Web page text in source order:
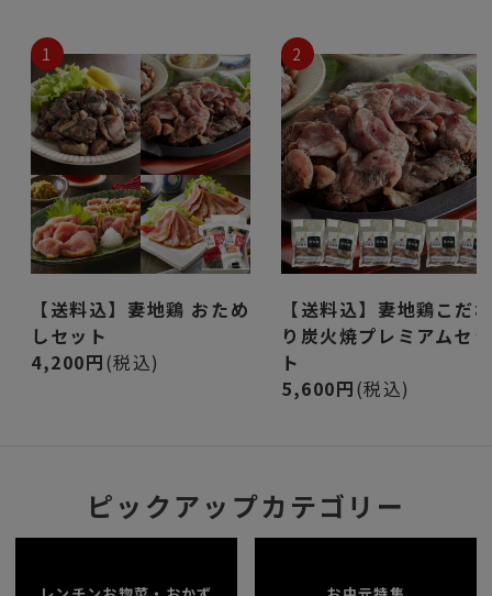
1
【送料込】妻地鶏 おため
しセット
4,200円(税込)
2
【送料込】妻地鶏こだ
り炭火焼プレミアムセッ
ト
5,600円(税込)
ピックアップカテゴリー